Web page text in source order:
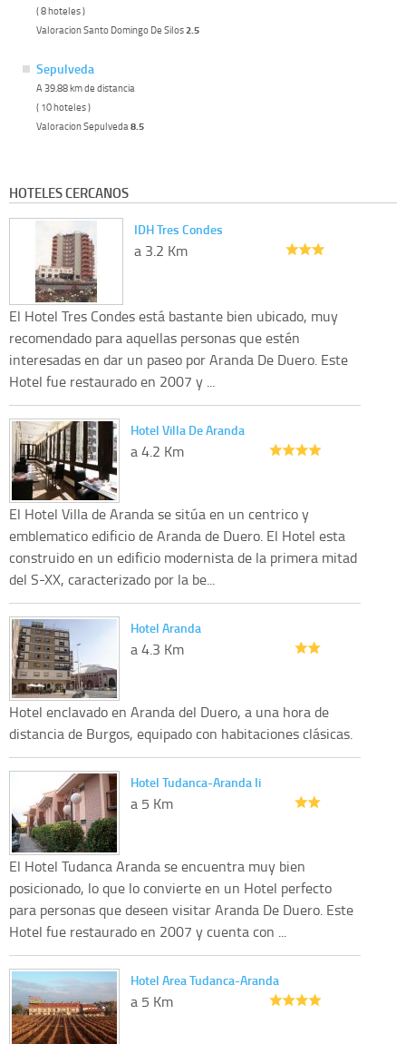
( 8 hoteles )
Valoracion Santo Domingo De Silos2.5
Sepulveda
A 39.88 km de distancia
( 10 hoteles )
Valoracion Sepulveda8.5
HOTELES CERCANOS
IDH Tres Condes
a 3.2 Km
El Hotel Tres Condes está bastante bien ubicado, muy
recomendado para aquellas personas que estén
interesadas en dar un paseo por Aranda De Duero. Este
Hotel fue restaurado en 2007 y ...
Hotel Villa De Aranda
a 4.2 Km
El Hotel Villa de Aranda se sitúa en un centrico y
emblematico edificio de Aranda de Duero. El Hotel esta
construido en un edificio modernista de la primera mitad
del S-XX, caracterizado por la be...
Hotel Aranda
a 4.3 Km
Hotel enclavado en Aranda del Duero, a una hora de
distancia de Burgos, equipado con habitaciones clásicas.
Hotel Tudanca-Aranda Ii
a 5 Km
El Hotel Tudanca Aranda se encuentra muy bien
posicionado, lo que lo convierte en un Hotel perfecto
para personas que deseen visitar Aranda De Duero. Este
Hotel fue restaurado en 2007 y cuenta con ...
Hotel Area Tudanca-Aranda
a 5 Km